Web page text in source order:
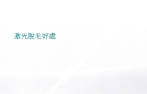
激光脫毛好處